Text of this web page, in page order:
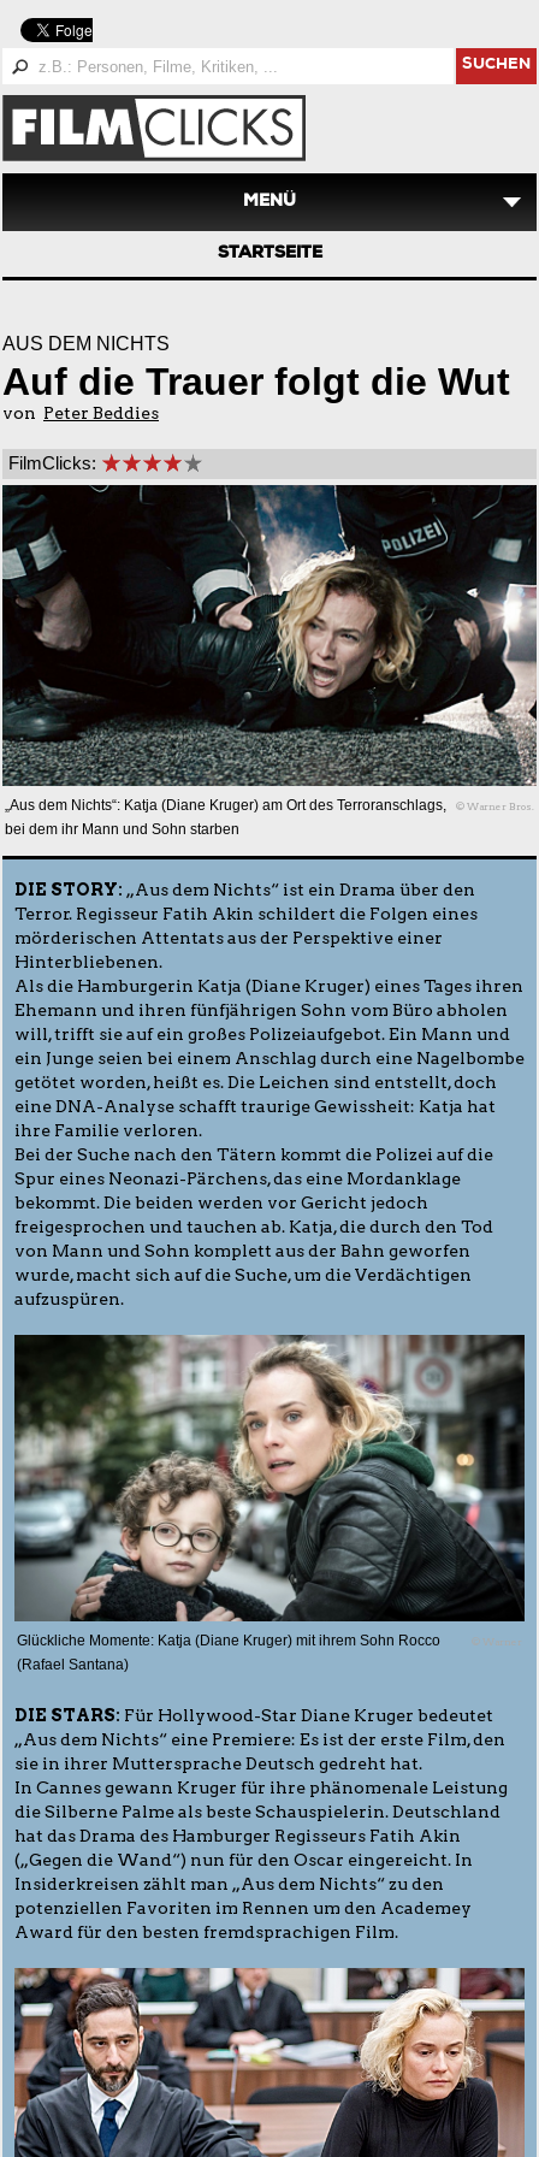
SUCHEN
MENÜ
STARTSEITE
AUS DEM NICHTS
Auf die Trauer folgt die Wut
von Peter Beddies
FilmClicks:
„Aus dem Nichts“: Katja (Diane Kruger) am Ort des Terroranschlags,
bei dem ihr Mann und Sohn starben
© Warner Bros.
DIE STORY: „Aus dem Nichts“ ist ein Drama über den
Terror. Regisseur Fatih Akin schildert die Folgen eines
mörderischen Attentats aus der Perspektive einer
Hinterbliebenen.
Als die Hamburgerin Katja (Diane Kruger) eines Tages ihren
Ehemann und ihren fünfjährigen Sohn vom Büro abholen
will, trifft sie auf ein großes Polizeiaufgebot. Ein Mann und
ein Junge seien bei einem Anschlag durch eine Nagelbombe
getötet worden, heißt es. Die Leichen sind entstellt, doch
eine DNA-Analyse schafft traurige Gewissheit: Katja hat
ihre Familie verloren.
Bei der Suche nach den Tätern kommt die Polizei auf die
Spur eines Neonazi-Pärchens, das eine Mordanklage
bekommt. Die beiden werden vor Gericht jedoch
freigesprochen und tauchen ab. Katja, die durch den Tod
von Mann und Sohn komplett aus der Bahn geworfen
wurde, macht sich auf die Suche, um die Verdächtigen
aufzuspüren.
Glückliche Momente: Katja (Diane Kruger) mit ihrem Sohn Rocco
(Rafael Santana)
© Warner
DIE STARS: Für Hollywood-Star Diane Kruger bedeutet
„Aus dem Nichts“ eine Premiere: Es ist der erste Film, den
sie in ihrer Muttersprache Deutsch gedreht hat.
In Cannes gewann Kruger für ihre phänomenale Leistung
die Silberne Palme als beste Schauspielerin. Deutschland
hat das Drama des Hamburger Regisseurs Fatih Akin
(„Gegen die Wand“) nun für den Oscar eingereicht. In
Insiderkreisen zählt man „Aus dem Nichts“ zu den
potenziellen Favoriten im Rennen um den Academey
Award für den besten fremdsprachigen Film.